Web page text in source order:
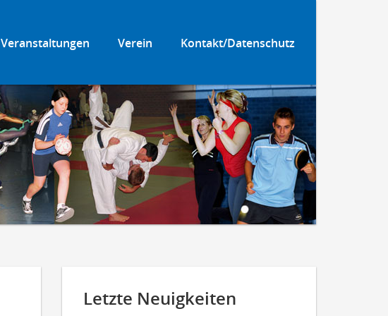
Kontakt/Datenschutz
Verein
Veranstaltungen
Letzte Neuigkeiten